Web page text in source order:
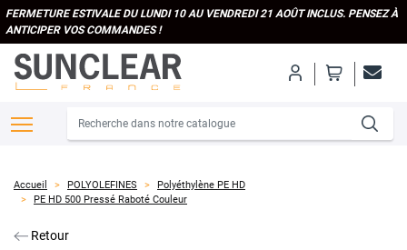
FERMETURE ESTIVALE DU LUNDI 10 AU VENDREDI 21 AOÛT INCLUS. PENSEZ À
ANTICIPER VOS COMMANDES !
Accueil POLYOLEFINES
Polyéthylène PE HD
PE HD 500 Pressé Raboté Couleur
Retour